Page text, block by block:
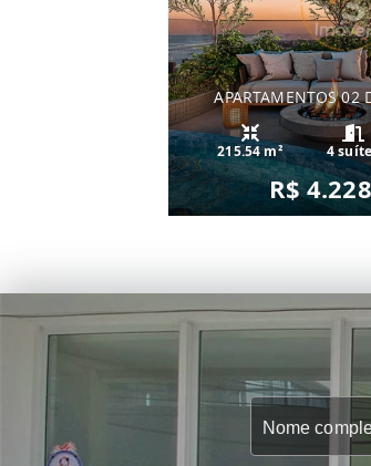
APARTAMENTOS 02
215.54 m² 4
R$